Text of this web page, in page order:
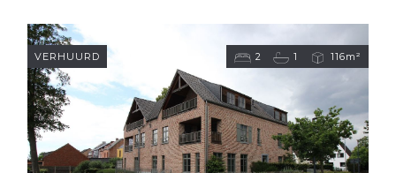
2 1 116m²
VERHUURD